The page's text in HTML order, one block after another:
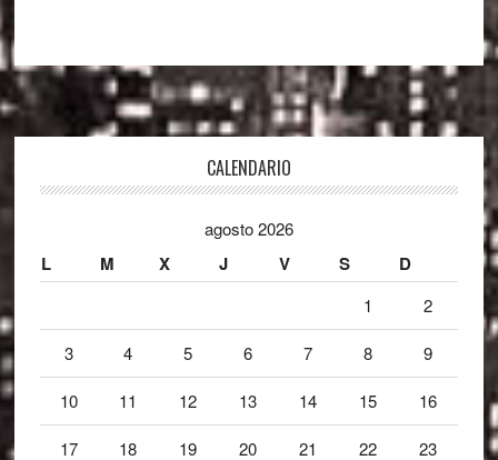
CALENDARIO
agosto 2026
L M X J V S D
1 2
3 4 5 6 7 8 9
10 11 12 13 14 15 16
17 18 19 20 21 22 23